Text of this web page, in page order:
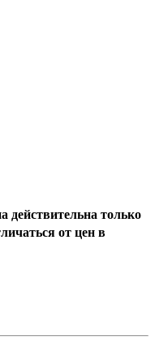
действительна только
от цен в